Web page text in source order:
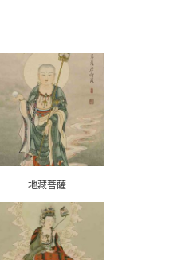
地藏菩薩